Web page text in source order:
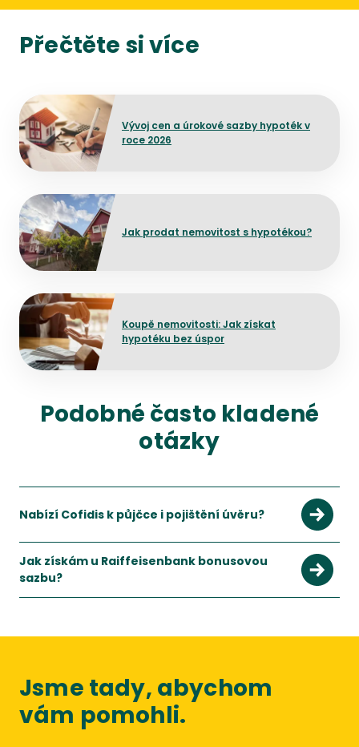
Přečtěte si více
Vývoj cen a úrokové sazby hypoték v
roce 2026
Přejít na detail článku
Jak prodat nemovitost s hypotékou?
Přejít na detail článku
Koupě nemovitosti: Jak získat
hypotéku bez úspor
Přejít na detail článku
Podobné často kladené
otázky
Nabízí Cofidis k půjčce i pojištění úvěru?
Jak získám u Raiffeisenbank bonusovou
sazbu?
Jsme tady, abychom
vám pomohli.